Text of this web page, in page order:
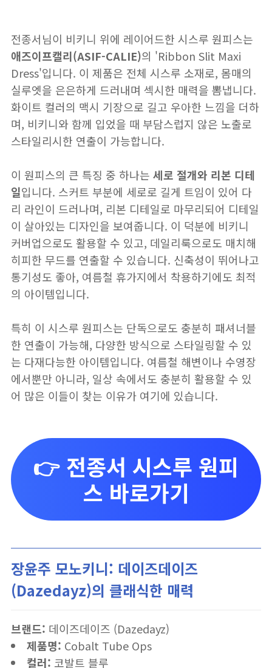
전종서님이 비키니 위에 레이어드한 시스루 원피스는
애즈이프캘리(ASIF-CALIE)의 'Ribbon Slit Maxi
Dress'입니다. 이 제품은 전체 시스루 소재로, 몸매의
실루엣을 은은하게 드러내며 섹시한 매력을 뽐냅니다.
화이트 컬러의 맥시 기장으로 길고 우아한 느낌을 더하
며, 비키니와 함께 입었을 때 부담스럽지 않은 노출로
스타일리시한 연출이 가능합니다.
이 원피스의 큰 특징 중 하나는 세로 절개와 리본 디테
일입니다. 스커트 부분에 세로로 길게 트임이 있어 다
리 라인이 드러나며, 리본 디테일로 마무리되어 디테일
이 살아있는 디자인을 보여줍니다. 이 덕분에 비키니
커버업으로도 활용할 수 있고, 데일리룩으로도 매치해
히피한 무드를 연출할 수 있습니다. 신축성이 뛰어나고
통기성도 좋아, 여름철 휴가지에서 착용하기에도 최적
의 아이템입니다.
특히 이 시스루 원피스는 단독으로도 충분히 패셔너블
한 연출이 가능해, 다양한 방식으로 스타일링할 수 있
는 다재다능한 아이템입니다. 여름철 해변이나 수영장
에서뿐만 아니라, 일상 속에서도 충분히 활용할 수 있
어 많은 이들이 찾는 이유가 여기에 있습니다.
👉 전종서 시스루 원피
스 바로가기
장윤주 모노키니: 데이즈데이즈
(Dazedayz)의 클래식한 매력
브랜드: 데이즈데이즈 (Dazedayz)
제품명: Cobalt Tube Ops
컬러: 코발트 블루